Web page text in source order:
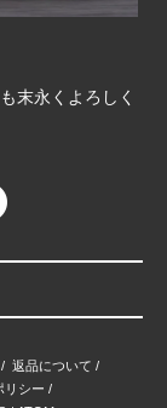
末永くよろしく
/ 返品について /
リシー /